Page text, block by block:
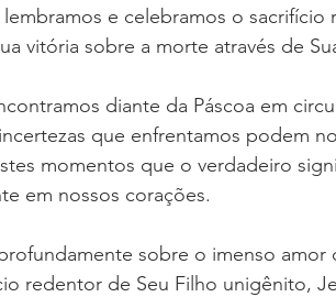
e celebramos o
vitória sobre a morte através de
diante da Páscoa em
que enfrentamos podem
momentos que o verdadeiro
em nossos corações.
sobre o imenso amor
redentor de Seu Filho unigênito,